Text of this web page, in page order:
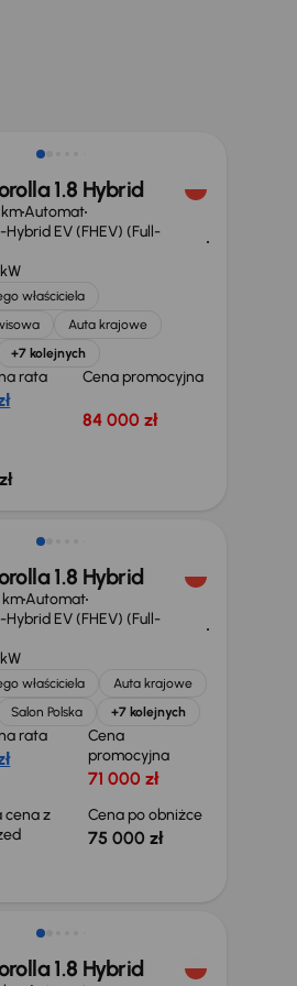
1.8 Hybrid
Automat
Hybrid EV (FHEV) (Full-
właściciela
Auta krajowe
+7 kolejnych
rata Cena promocyjna
84 000 zł
zł
1.8 Hybrid
kmAutomat
Hybrid EV (FHEV) (Full-
właściciela
Auta krajowe
Salon Polska +7 kolejnych
rata
Cena
promocyjna
71 000 zł
cena z
Cena po obniżce
75 000 zł
zł
1.8 Hybrid